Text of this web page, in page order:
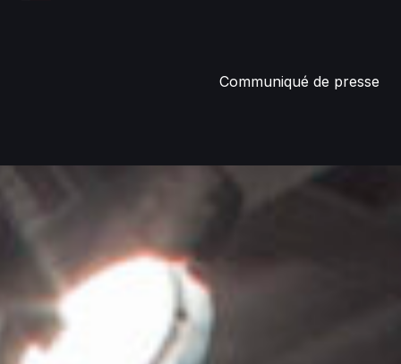
Communiqué de presse